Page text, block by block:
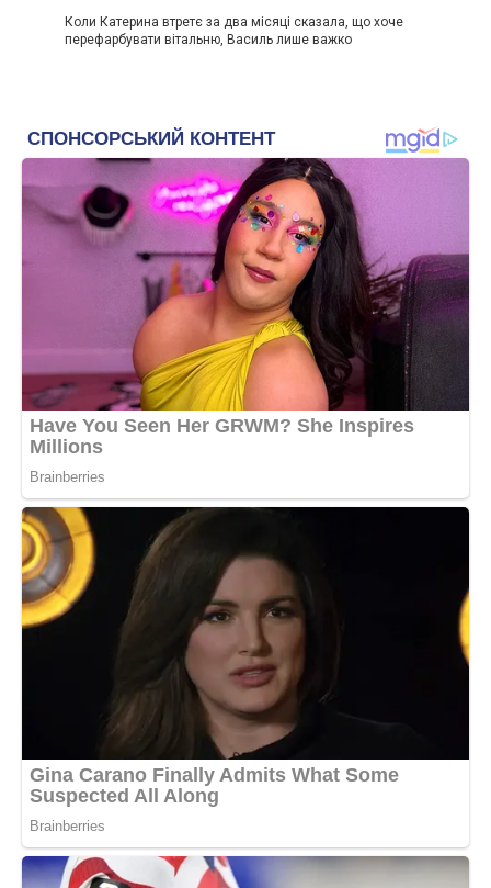
Коли Катерина втретє за два місяці сказала, що хоче
перефарбувати вітальню, Василь лише важко